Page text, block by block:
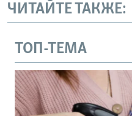
ЧИТАЙТЕ ТАКЖЕ:
ТОП-ТЕМА